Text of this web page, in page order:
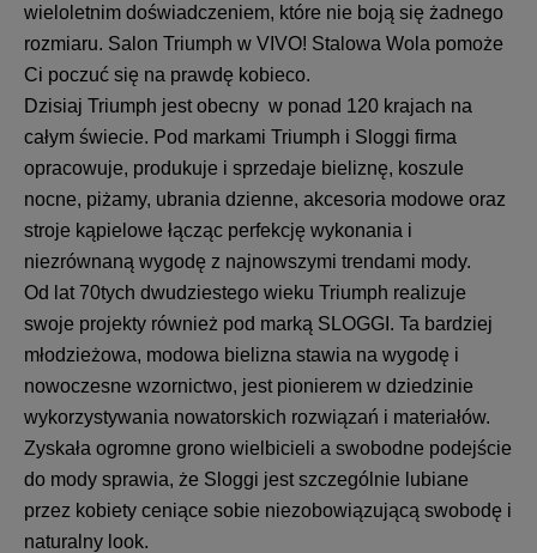
wieloletnim doświadczeniem, które nie boją się żadnego
rozmiaru. Salon Triumph w VIVO! Stalowa Wola pomoże
Ci poczuć się na prawdę kobieco.
Dzisiaj Triumph jest obecny w ponad 120 krajach na
całym świecie. Pod markami Triumph i Sloggi firma
opracowuje, produkuje i sprzedaje bieliznę, koszule
nocne, piżamy, ubrania dzienne, akcesoria modowe oraz
stroje kąpielowe łącząc perfekcję wykonania i
niezrównaną wygodę z najnowszymi trendami mody.
Od lat 70tych dwudziestego wieku Triumph realizuje
swoje projekty również pod marką SLOGGI. Ta bardziej
młodzieżowa, modowa bielizna stawia na wygodę i
nowoczesne wzornictwo, jest pionierem w dziedzinie
wykorzystywania nowatorskich rozwiązań i materiałów.
Zyskała ogromne grono wielbicieli a swobodne podejście
do mody sprawia, że Sloggi jest szczególnie lubiane
przez kobiety ceniące sobie niezobowiązującą swobodę i
naturalny look.